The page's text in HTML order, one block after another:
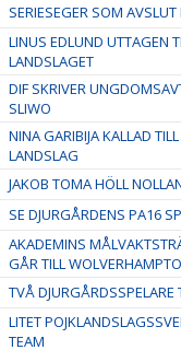
SERIESEGER SOM
LINUS EDLUND UTTAGEN
LANDSLAGET
DIF SKRIVER
SLIWO
NINA GARIBIJA KALLAD
LANDSLAG
JAKOB TOMA HÖLL
SE DJURGÅRDENS PA16
AKADEMINS
GÅR TILL
TVÅ DJURGÅRDSSPELARE
LITET
TEAM